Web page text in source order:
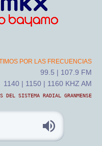
POR LAS FRECUENCIAS
99.5 | 107.9 FM
1140 | 1150 | 1160 KHZ AM
DEL SISTEMA RADIAL GRANMENSE